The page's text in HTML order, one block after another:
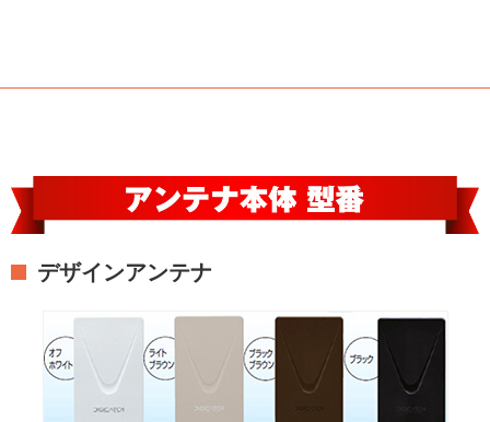
デザインアンテナ